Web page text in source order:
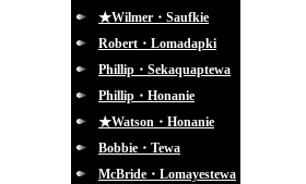
★Wilmer・Saufkie
Robert・Lomadapki
Phillip・Sekaquaptewa
Phillip・Honanie
★Watson・Honanie
Bobbie・Tewa
McBride・Lomayestewa